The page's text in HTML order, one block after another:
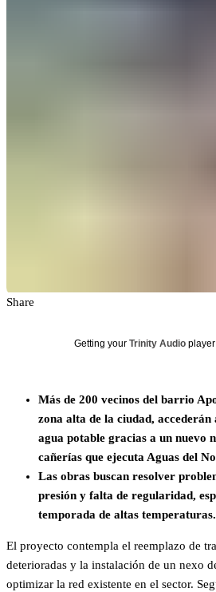
Share
Getting your Trinity Audio
Más de 200 vecinos del barrio
zona alta de la ciudad,
agua potable gracias a un nuevo
cañerías que ejecuta Aguas del
Las obras buscan resolver
presión y falta de regularidad,
temporada de altas temperaturas.
El proyecto contempla el reemplazo de
deterioradas y la instalación de un nexo
optimizar la red existente en el sector.